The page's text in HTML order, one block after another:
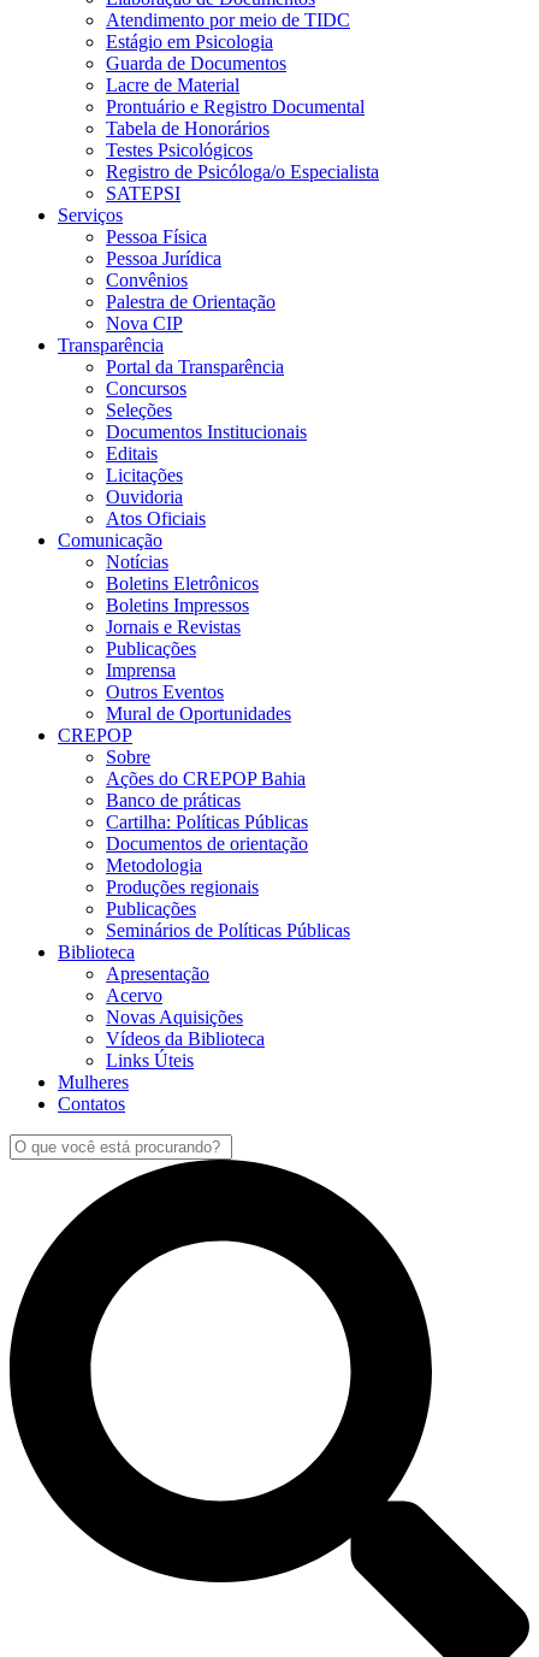
Atendimento por meio de TIDC
Estágio em Psicologia
Guarda de Documentos
Lacre de Material
Prontuário e Registro Documental
Tabela de Honorários
Testes Psicológicos
Registro de Psicóloga/o Especialista
SATEPSI
Serviços
Pessoa Física
Pessoa Jurídica
Convênios
Palestra de Orientação
Nova CIP
Transparência
Portal da Transparência
Concursos
Seleções
Documentos Institucionais
Editais
Licitações
Ouvidoria
Atos Oficiais
Comunicação
Notícias
Boletins Eletrônicos
Boletins Impressos
Jornais e Revistas
Publicações
Imprensa
Outros Eventos
Mural de Oportunidades
CREPOP
Sobre
Ações do CREPOP Bahia
Banco de práticas
Cartilha: Políticas Públicas
Documentos de orientação
Metodologia
Produções regionais
Publicações
Seminários de Políticas Públicas
Biblioteca
Apresentação
Acervo
Novas Aquisições
Vídeos da Biblioteca
Links Úteis
Mulheres
Contatos